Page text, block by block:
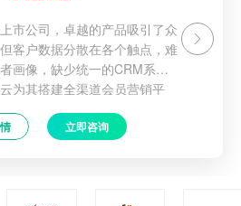
市公司，卓越的产品吸引了众
客户数据分散在各个触点，难
画像，缺少统一的CRM系统
为其搭建全渠道会员营销平
能门店，强化导购端的会员招
立即咨询